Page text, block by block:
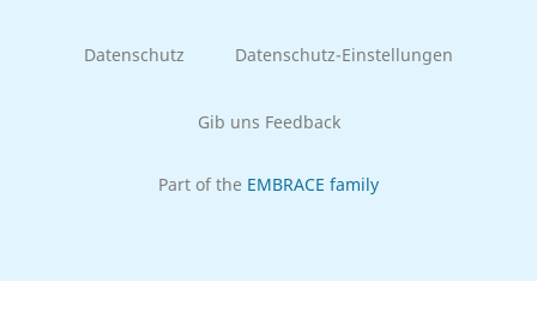
Datenschutz Datenschutz-Einstellungen
Gib uns Feedback
Part of the EMBRACE family